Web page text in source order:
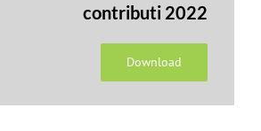
contributi 2022
Download